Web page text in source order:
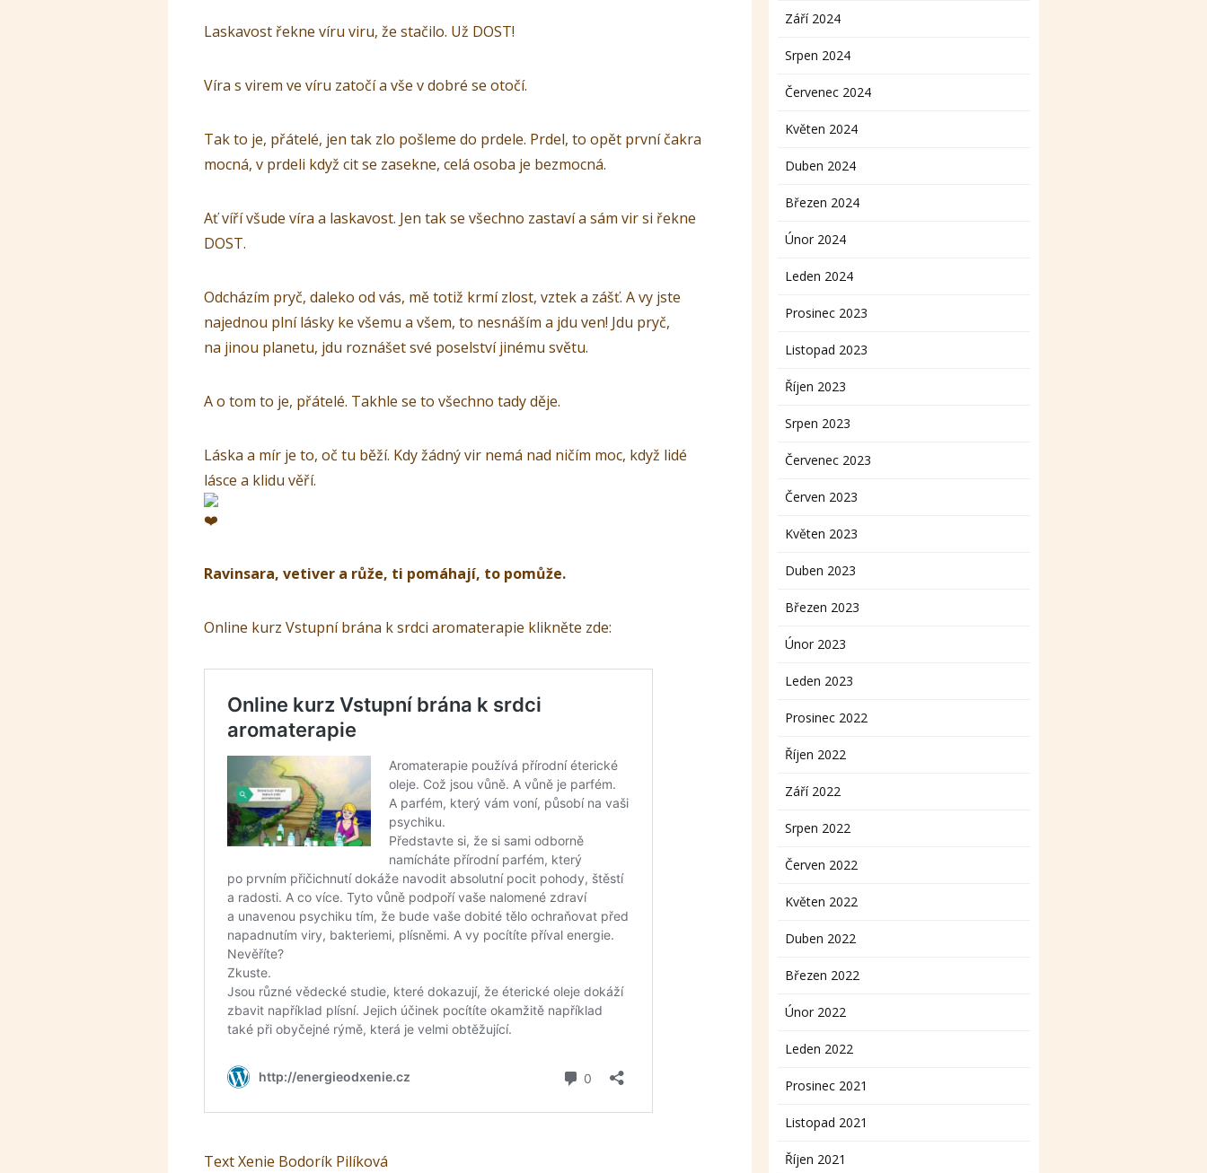
Laskavost řekne víru viru, že stačilo. Už DOST!
Víra s virem ve víru zatočí a vše v dobré se otočí.
Tak to je, přátelé, jen tak zlo pošleme do prdele. Prdel, to opět první čakra
mocná, v prdeli když cit se zasekne, celá osoba je bezmocná.
Ať víří všude víra a laskavost. Jen tak se všechno zastaví a sám vir si řekne
DOST.
Odcházím pryč, daleko od vás, mě totiž krmí zlost, vztek a zášť. A vy jste
najednou plní lásky ke všemu a všem, to nesnáším a jdu ven! Jdu pryč,
na jinou planetu, jdu roznášet své poselství jinému světu.
A o tom to je, přátelé. Takhle se to všechno tady děje.
Láska a mír je to, oč tu běží. Kdy žádný vir nemá nad ničím moc, když lidé
lásce a klidu věří.
Ravinsara, vetiver a růže, ti pomáhají, to pomůže.
Online kurz Vstupní brána k srdci aromaterapie klikněte zde:
Text Xenie Bodorík Pilíková
Září 2024
Srpen 2024
Červenec 2024
Květen 2024
Duben 2024
Březen 2024
Únor 2024
Leden 2024
Prosinec 2023
Listopad 2023
Říjen 2023
Srpen 2023
Červenec 2023
Červen 2023
Květen 2023
Duben 2023
Březen 2023
Únor 2023
Leden 2023
Prosinec 2022
Říjen 2022
Září 2022
Srpen 2022
Červen 2022
Květen 2022
Duben 2022
Březen 2022
Únor 2022
Leden 2022
Prosinec 2021
Listopad 2021
Říjen 2021